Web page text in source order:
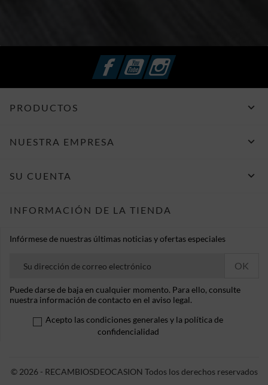
FacebookYouTubeInstagram
PRODUCTOS 
NUESTRA EMPRESA 
SU CUENTA 
INFORMACIÓN DE LA TIENDA
Infórmese de nuestras últimas noticias y ofertas especiales
Puede darse de baja en cualquier momento. Para ello, consulte
nuestra información de contacto en el aviso legal.
Acepto las condiciones generales y la política de
confidencialidad
© 2026 - RECAMBIOSDEOCASION Todos los derechos reservados